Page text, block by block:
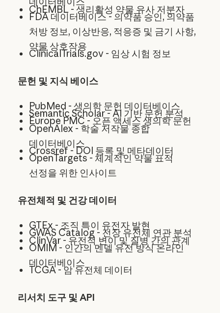
ChEMBL - 생리활성 약물 유사 저분자
FDA 데이터베이스 - 의약품 승인, 의약품
처방 정보, 이상반응, 적응증 및 금기 사항,
약물 상호작용
ClinicalTrials.gov - 임상 시험 정보
문헌 및 지식 베이스
PubMed - 생의학 문헌 데이터베이스
Semantic Scholar - AI 기반 문헌 분석
Europe PMC - 오픈 액세스 생의학 문헌
OpenAlex - 학술 저작물 종합
데이터베이스
Crossref - DOI 등록 및 메타데이터
OpenTargets - 체계적인 약물 표적
선정을 위한 인사이트
유전체적 및 건강 데이터
GTEx - 조직 특이 유전자 발현
GWAS Catalog - 전장 유전체 연관 분석
ClinVar - 유전적 변이 및 질병 간의 관계
OMIM - 인간의 멘델 유전 방식 온라인
데이터베이스
TCGA - 암 유전체 데이터
리서치 도구 및 API